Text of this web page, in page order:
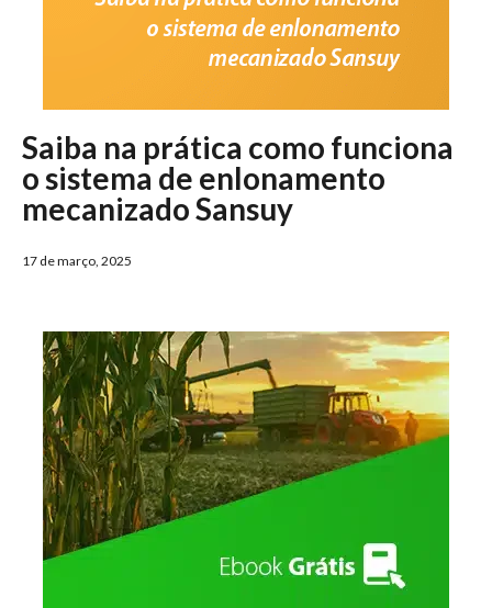
Saiba na prática como funciona
o sistema de enlonamento
mecanizado Sansuy
17 de março, 2025